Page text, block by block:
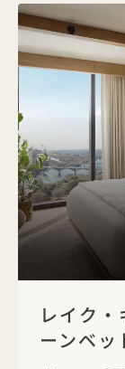
レイク
ーンベッ